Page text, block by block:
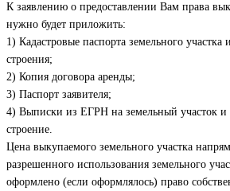
К заявлению о предоставлении Вам права
нужно будет приложить:
1) Кадастровые паспорта земельного
строения;
2) Копия договора аренды;
3) Паспорт заявителя;
4) Выписки из ЕГРН на земельный участок и
строение.
Цена выкупаемого земельного участка
разрешенного использования земельного
оформлено (если оформлялось) право